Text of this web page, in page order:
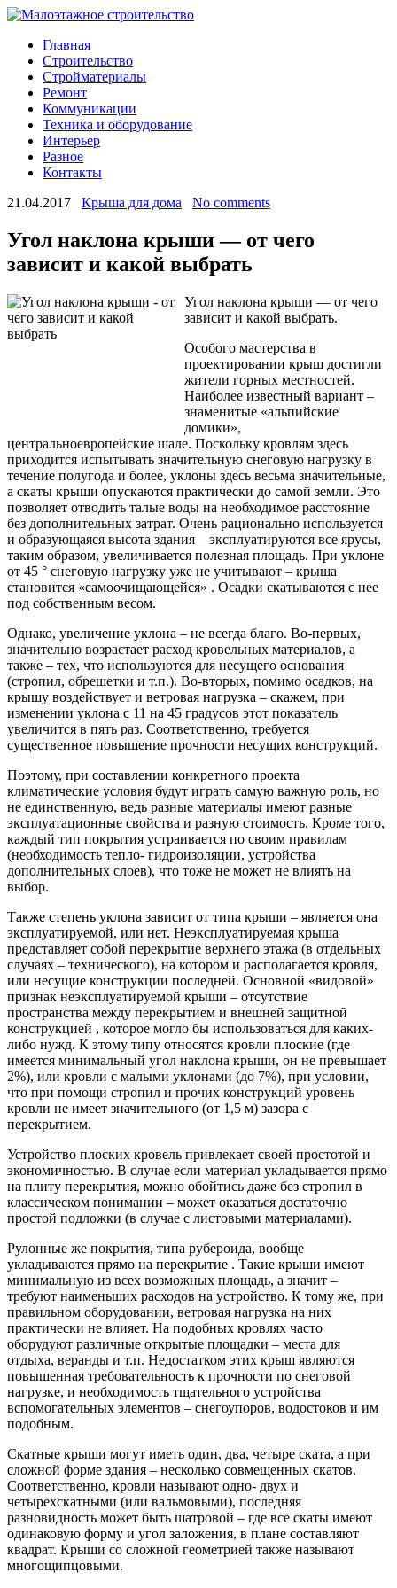
Главная
Строительство
Стройматериалы
Ремонт
Коммуникации
Техника и оборудование
Интерьер
Разное
Контакты
21.04.2017
Крыша для дома No comments
Угол наклона крыши — от чего
зависит и какой выбрать
Угол наклона крыши — от чего
зависит и какой выбрать.
Особого мастерства в
проектировании крыш достигли
жители горных местностей.
Наиболее известный вариант –
знаменитые «альпийские
домики»,
центральноевропейские шале. Поскольку кровлям здесь
приходится испытывать значительную снеговую нагрузку в
течение полугода и более, уклоны здесь весьма значительные,
а скаты крыши опускаются практически до самой земли. Это
позволяет отводить талые воды на необходимое расстояние
без дополнительных затрат. Очень рационально используется
и образующаяся высота здания – эксплуатируются все ярусы,
таким образом, увеличивается полезная площадь. При уклоне
от 45 ° снеговую нагрузку уже не учитывают – крыша
становится «самоочищающейся» . Осадки скатываются с нее
под собственным весом.
Однако, увеличение уклона – не всегда благо. Во-первых,
значительно возрастает расход кровельных материалов, а
также – тех, что используются для несущего основания
(стропил, обрешетки и т.п.). Во-вторых, помимо осадков, на
крышу воздействует и ветровая нагрузка – скажем, при
изменении уклона с 11 на 45 градусов этот показатель
увеличится в пять раз. Соответственно, требуется
существенное повышение прочности несущих конструкций.
Поэтому, при составлении конкретного проекта
климатические условия будут играть самую важную роль, но
не единственную, ведь разные материалы имеют разные
эксплуатационные свойства и разную стоимость. Кроме того,
каждый тип покрытия устраивается по своим правилам
(необходимость тепло- гидроизоляции, устройства
дополнительных слоев), что тоже не может не влиять на
выбор.
Также степень уклона зависит от типа крыши – является она
эксплуатируемой, или нет. Неэксплуатируемая крыша
представляет собой перекрытие верхнего этажа (в отдельных
случаях – технического), на котором и располагается кровля,
или несущие конструкции последней. Основной «видовой»
признак неэксплуатируемой крыши – отсутствие
пространства между перекрытием и внешней защитной
конструкцией , которое могло бы использоваться для каких-
либо нужд. К этому типу относятся кровли плоские (где
имеется минимальный угол наклона крыши, он не превышает
2%), или кровли с малыми уклонами (до 7%), при условии,
что при помощи стропил и прочих конструкций уровень
кровли не имеет значительного (от 1,5 м) зазора с
перекрытием.
Устройство плоских кровель привлекает своей простотой и
экономичностью. В случае если материал укладывается прямо
на плиту перекрытия, можно обойтись даже без стропил в
классическом понимании – может оказаться достаточно
простой подложки (в случае с листовыми материалами).
Рулонные же покрытия, типа рубероида, вообще
укладываются прямо на перекрытие . Такие крыши имеют
минимальную из всех возможных площадь, а значит –
требуют наименьших расходов на устройство. К тому же, при
правильном оборудовании, ветровая нагрузка на них
практически не влияет. На подобных кровлях часто
оборудуют различные открытые площадки – места для
отдыха, веранды и т.п. Недостатком этих крыш являются
повышенная требовательность к прочности по снеговой
нагрузке, и необходимость тщательного устройства
вспомогательных элементов – снегоупоров, водостоков и им
подобным.
Скатные крыши могут иметь один, два, четыре ската, а при
сложной форме здания – несколько совмещенных скатов.
Соответственно, кровли называют одно- двух и
четырехскатными (или вальмовыми), последняя
разновидность может быть шатровой – где все скаты имеют
одинаковую форму и угол заложения, в плане составляют
квадрат. Крыши со сложной геометрией также называют
многощипцовыми.